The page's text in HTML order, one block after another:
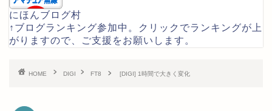
にほんブログ村
↑ブログランキング参加中。クリックでランキングが上
がりますので、ご支援をお願いします。
HOME DIGI FT8 [DIGI] 1時間で大きく変化